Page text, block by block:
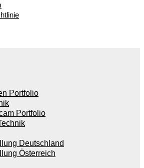
Portfolio
Portfolio
Deutschland
Österreich